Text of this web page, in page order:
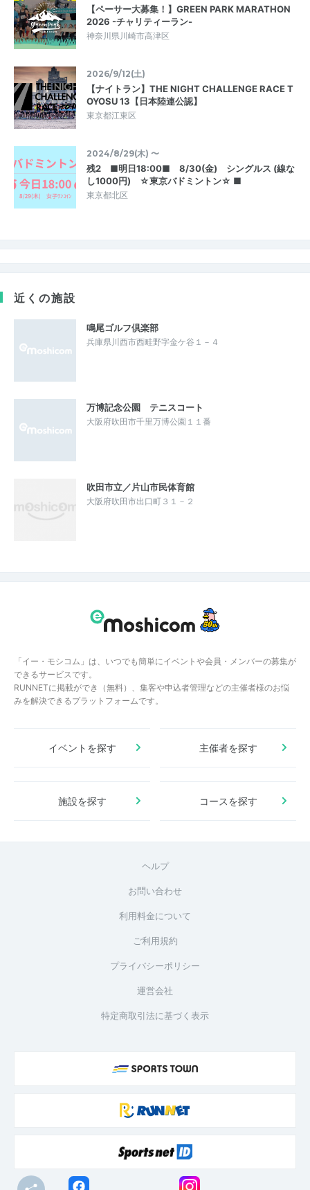
【ペーサー大募集！】GREEN PARK MARATHON
2026 -チャリティーラン-
神奈川県川崎市高津区
2026/9/12(土)
【ナイトラン】THE NIGHT CHALLENGE RACE T
OYOSU 13【日本陸連公認】
東京都江東区
2024/8/29(木) 〜
残2 ■明日18:00■ 8/30(金) シングルス (線な
し1000円) ☆東京バドミントン☆ ■
東京都北区
近くの施設
鳴尾ゴルフ倶楽部
兵庫県川西市西畦野字金ケ谷１－４
万博記念公園 テニスコート
大阪府吹田市千里万博公園１１番
吹田市立／片山市民体育館
大阪府吹田市出口町３１－２
「イー・モシコム」は、いつでも簡単にイベントや会員・メンバーの募集が
できるサービスです。
RUNNETに掲載ができ（無料）、集客や申込者管理などの主催者様のお悩
みを解決できるプラットフォームです。
イベントを探す 主催者を探す
施設を探す コースを探す
ヘルプ
お問い合わせ
利用料金について
ご利用規約
プライバシーポリシー
運営会社
特定商取引法に基づく表示